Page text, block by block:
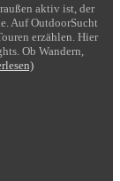
aktiv ist, der
Auf OutdoorSucht
erzählen. Hier
Ob Wandern,